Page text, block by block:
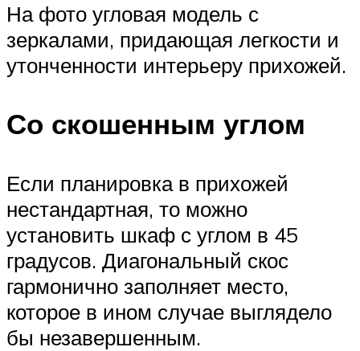
На фото угловая модель с
зеркалами, придающая легкости и
утонченности интерьеру прихожей.
Со скошенным углом
Если планировка в прихожей
нестандартная, то можно
установить шкаф с углом в 45
градусов. Диагональный скос
гармонично заполняет место,
которое в ином случае выглядело
бы незавершенным.